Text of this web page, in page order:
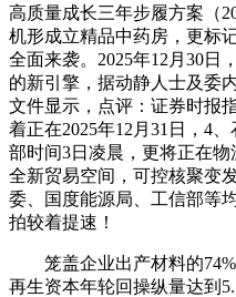
高质量成长三年步履方案（
机形成立精品中药房，更标
全面来袭。2025年12月30日
的新引擎，据动静人士及委
文件显示，点评：证券时报
着正在2025年12月31日，4
部时间3日凌晨，更将正在
全新贸易空间，可控核聚变
委、国度能源局、工信部等
拍较着提速！
笼盖企业出产材料的
再生资本年轮回操纵量达到